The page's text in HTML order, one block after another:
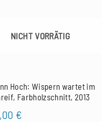
NICHT VORRÄTIG
Hoch: Wispern wartet im
Farbholzschnitt, 2013
€